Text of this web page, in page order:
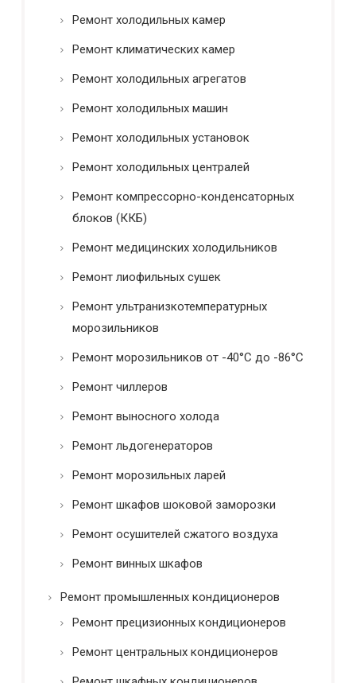
Ремонт холодильных камер
Ремонт климатических камер
Ремонт холодильных агрегатов
Ремонт холодильных машин
Ремонт холодильных установок
Ремонт холодильных централей
Ремонт компрессорно-конденсаторных
блоков (ККБ)
Ремонт медицинских холодильников
Ремонт лиофильных сушек
Ремонт ультранизкотемпературных
морозильников
Ремонт морозильников от -40°C до -86°C
Ремонт чиллеров
Ремонт выносного холода
Ремонт льдогенераторов
Ремонт морозильных ларей
Ремонт шкафов шоковой заморозки
Ремонт осушителей сжатого воздуха
Ремонт винных шкафов
Ремонт промышленных кондиционеров
Ремонт прецизионных кондиционеров
Ремонт центральных кондиционеров